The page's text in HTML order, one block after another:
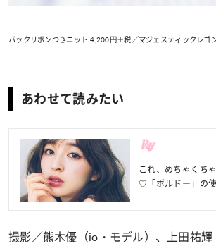
バックリボンつきニット 4,200円＋税／マジェスティックレゴ
あわせて読みたい
これ、めちゃくち
♡「ボルドー」の
撮影／熊木優（io・モデル）、上田祐輝